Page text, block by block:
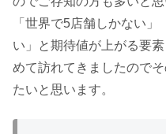
「世界で5店舗しかない
い」と期待値が上がる要
めて訪れてきましたので
たいと思います。